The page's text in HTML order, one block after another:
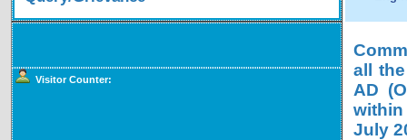
Visitor Counter:
all
AD
July